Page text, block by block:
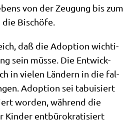
von der Zeu­gung bis zum
die Bischöfe.
daß die Adop­ti­on wich­ti­
sein müs­se. Die Ent­wick­
in vie­len Län­dern in die fal­
Adop­ti­on sei tabui­siert
wor­den, wäh­rend die
Kin­der ent­bü­ro­kra­ti­siert